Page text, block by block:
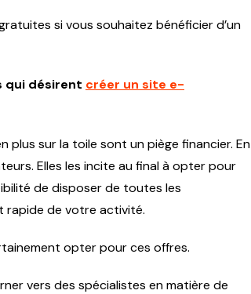
si vous souhaitez bénéficier d’un
qui désirent créer un site e-
plus sur la toile sont un piège financier. En
Elles les incite au final à opter pour
de disposer de toutes les
rapide de votre activité.
opter pour ces offres.
vers des spécialistes en matière de